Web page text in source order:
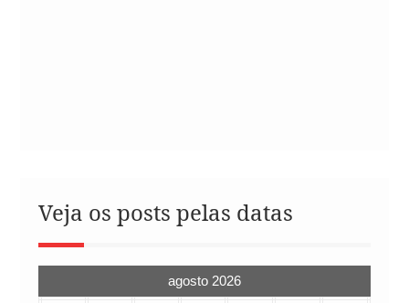
Veja os posts pelas datas
agosto 2026